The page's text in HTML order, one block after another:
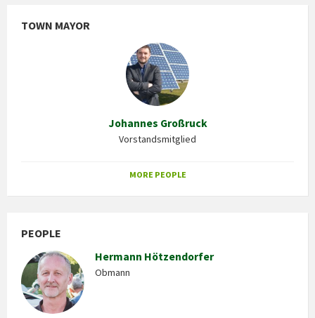
TOWN MAYOR
Johannes Großruck
Vorstandsmitglied
MORE PEOPLE
PEOPLE
Hermann Hötzendorfer
Obmann